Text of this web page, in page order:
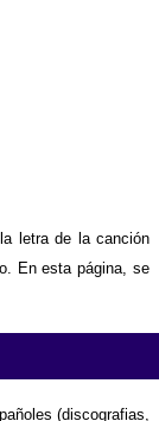
letra de la canción
En esta página, se
(discografias,